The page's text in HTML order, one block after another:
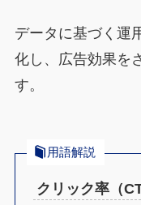
データに基づく運
化し、広告効果を
す。
用語解説
クリック率（